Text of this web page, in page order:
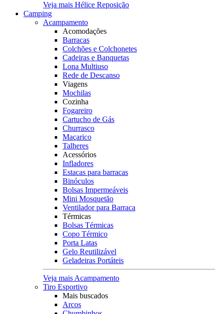
Veja mais Hélice Reposição
Camping
Acampamento
Acomodações
Barracas
Colchões e Colchonetes
Cadeiras e Banquetas
Lona Multiuso
Rede de Descanso
Viagens
Mochilas
Cozinha
Fogareiro
Cartucho de Gás
Churrasco
Maçarico
Talheres
Acessórios
Infladores
Estacas para barracas
Binóculos
Bolsas Impermeáveis
Mini Mosquetão
Ventilador para Barraca
Térmicas
Bolsas Térmicas
Copo Térmico
Porta Latas
Gelo Reutilizável
Geladeiras Portáteis
Veja mais Acampamento
Tiro Esportivo
Mais buscados
Arcos